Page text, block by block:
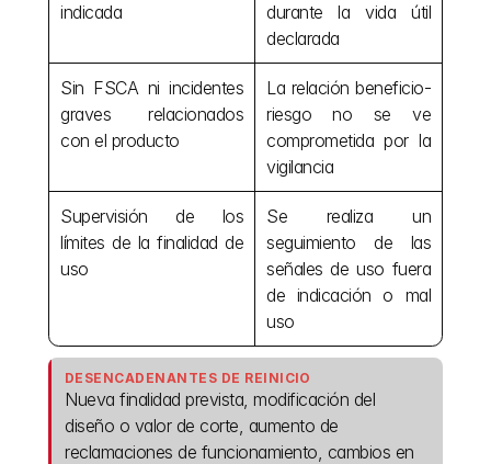
indicada
durante la vida útil
declarada
Sin FSCA ni incidentes
graves relacionados
con el producto
La relación beneficio-
riesgo no se ve
comprometida por la
vigilancia
Supervisión de los
límites de la finalidad de
uso
Se realiza un
seguimiento de las
señales de uso fuera
de indicación o mal
uso
DESENCADENANTES DE REINICIO
Nueva finalidad prevista, modificación del
diseño o valor de corte, aumento de
reclamaciones de funcionamiento, cambios en